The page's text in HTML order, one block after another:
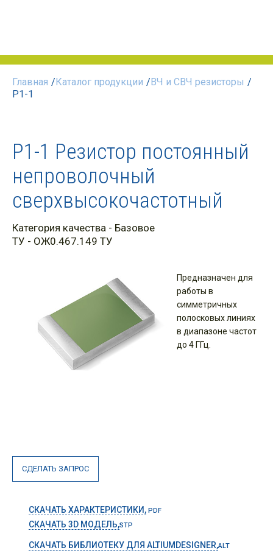
Главная /Каталог продукции /ВЧ и СВЧ резисторы /
Р1-1
Р1-1 Резистор постоянный
непроволочный
сверхвысокочастотный
Категория качества - Базовое
ТУ - ОЖ0.467.149 ТУ
Предназначен для
работы в
симметричных
полосковых линиях
в диапазоне частот
до 4 ГГц.
СДЕЛАТЬ ЗАПРОС
СКАЧАТЬ ХАРАКТЕРИСТИКИ, PDF
СКАЧАТЬ 3D МОДЕЛЬ,STP
СКАЧАТЬ БИБЛИОТЕКУ ДЛЯ ALTIUMDESIGNER,ALT